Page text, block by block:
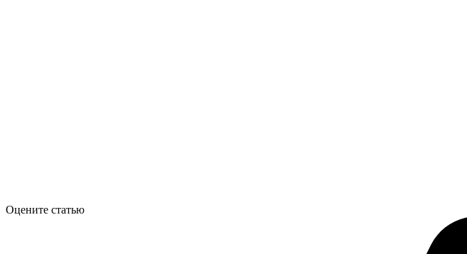
Оцените статью